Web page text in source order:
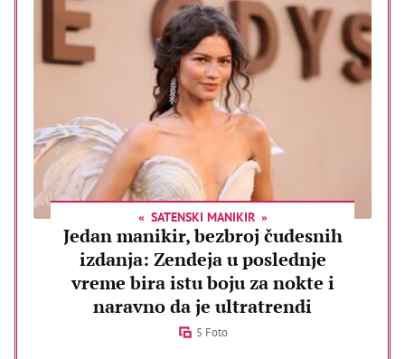
SATENSKI MANIKIR
Jedan manikir, bezbroj čudesnih
izdanja: Zendeja u poslednje
vreme bira istu boju za nokte i
naravno da je ultratrendi
5 Foto